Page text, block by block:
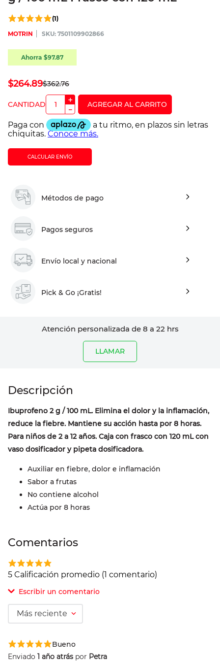
(1)
MOTRIN :7501109902866
Ahorra $97.87
$362.76
$264.89
＋
－
CALCULAR ENVÍO
Métodos de pago
Pagos seguros
Envío local y nacional
Pick & Go ¡Gratis!
Atención personalizada de 8 a 22 hrs
LLAMAR
Ibuprofeno 2 g / 100 mL. Elimina el dolor y la inflamación,
reduce la fiebre. Mantiene su acción hasta por 8 horas.
Para niños de 2 a 12 años. Caja con frasco con 120 mL con
vaso dosificador y pipeta dosificadora.
Auxiliar en fiebre, dolor e inflamación
Sabor a frutas
No contiene alcohol
Actúa por 8 horas
Comentarios
5 Calificación promedio (1 comentario)
Escribir un comentario
Comentario
Más reciente
Bueno
Enviado 1 año atrás por Petra